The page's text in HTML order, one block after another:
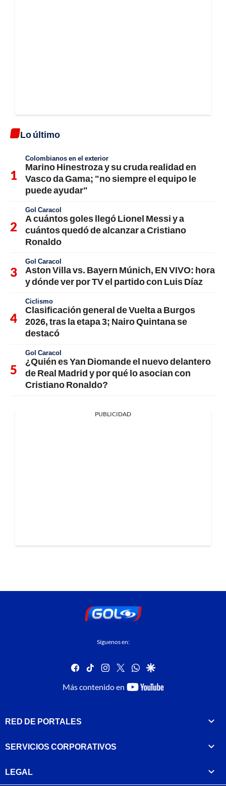
Lo último
Colombianos en el exterior
Marino Hinestroza y su cruda realidad en
Vasco da Gama; "no siempre el equipo le
puede ayudar"
Gol Caracol
A cuántos goles llegó Lionel Messi y a
cuántos quedó de alcanzar a Cristiano
Ronaldo
Gol Caracol
Aston Villa vs. Bayern Múnich, EN VIVO: hora
y dónde ver por TV el partido con Luis Díaz
Ciclismo
Clasificación general de Vuelta a Burgos
2026, tras la etapa 3; Nairo Quintana se
destacó
Gol Caracol
¿Quién es Yan Diomande el nuevo delantero
de Real Madrid y por qué lo asocian con
Cristiano Ronaldo?
PUBLICIDAD
Síguenos en:
facebook
tiktok instagram
twitterwhatsapp
google
Más contenido en
youtube-
RED DE PORTALES
SERVICIOS CORPORATIVOS
LEGAL